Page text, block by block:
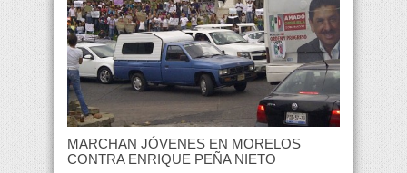
MARCHAN JÓVENES EN MORELOS
CONTRA ENRIQUE PEÑA NIETO